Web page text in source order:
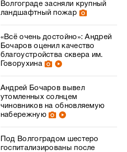
Волгограде засняли крупный
ландшафтный пожар
«Всё очень достойно»: Андрей
Бочаров оценил качество
благоустройства сквера им.
Говорухина
Андрей Бочаров вывел
утомленных солнцем
чиновников на обновляемую
набережную
Под Волгоградом шестеро
госпитализированы после